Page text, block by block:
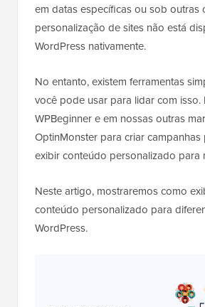
em datas específicas ou sob outras
personalização de sites não está
WordPress nativamente.
No entanto, existem ferramentas
você pode usar para lidar com isso.
WPBeginner e em nossas outras
OptinMonster para criar
exibir conteúdo personalizado para
Neste artigo, mostraremos como
conteúdo personalizado para
WordPress.